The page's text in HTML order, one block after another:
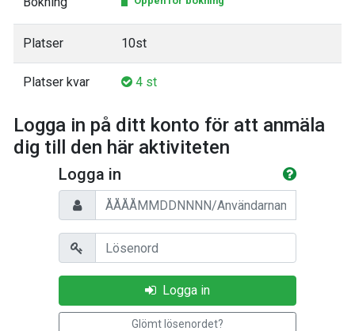
Platser 10st
Platser kvar 4 st
Logga in på ditt konto för att anmäla
dig till den här aktiviteten
Logga in
Personnummer/Användarnamn
Lösenord
Logga in
Glömt lösenordet?